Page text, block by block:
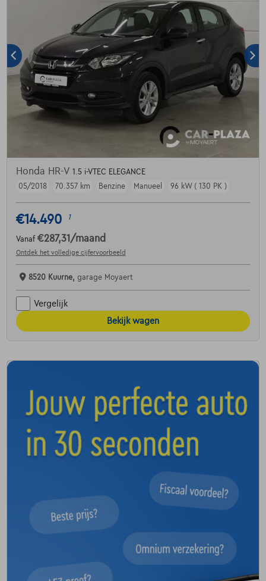
Honda HR-V 1.5 i-VTEC ELEGANCE
05/2018
70.357 km Benzine Manueel 96 kW ( 130 PK )
€14.490 1
Vanaf €287,31 /maand
Ontdek het volledige cijfervoorbeeld
8520 Kuurne, garage Moyaert
Vergelijk
Bekijk wagen